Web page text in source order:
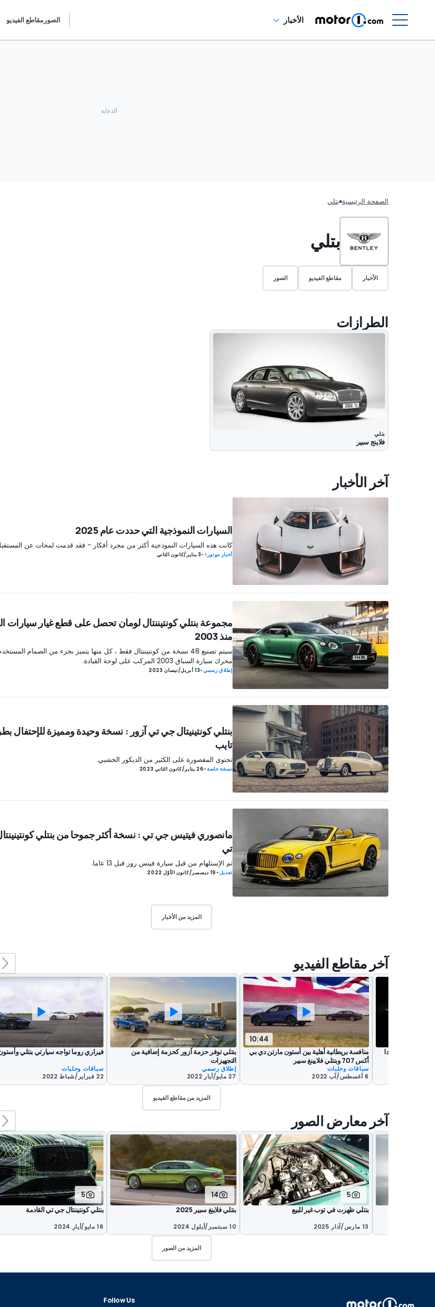
الأخبار الصور مقاطع الفيديو
الصفحة الرئيسية بتلي
بتلي
الأخبار مقاطع الفيديو الصور
الطرازات
بتلي
فلاينج سبير
آخر الأخبار
السيارات النموذجية التي حددت عام 2025
كانت هذه السيارات النموذجية أكثر من مجرد أفكار - فقد قدمت لمحات عن
أخبار موتور١ -3 يناير/كانون الثاني
مجموعة بنتلي كونتيننتال لومان تحصل على قطع غيار سيارات
منذ 2003
سيتم تصنيع 48 نسخة من كونتيننتال فقط ، كل منها يتميز بجزء من الصمام
محرك سيارة السباق 2003 المركب على لوحة القيادة.
إطلاق رسمي-13 أبريل/نيسان 2023
بنتلي كونتينيتال جي تي آزور : نسخة وحيدة ومميزة للإحتفال
تايب
تحتوي المقصورة على الكثير من الديكور الخشبي.
نسخة خاصة-26 يناير/كانون الثاني 2023
مانصوري فيتيس جي تي : نسخة أكثر جموحا من بنتلي
تي
تم الإستلهام من قبل سيارة فيتس روز قبل 13 عاما.
تعديل- 19 ديسمبر/كانون الأوّل 2022
المزيد من الأخبار
آخر مقاطع الفيديو
باتور تمهيدا
10:44
منافسة بريطانية أهلية بين أستون مارتن دي بي
أكس 707 وبنتلي فلايينغ سبير
سباقات وحلبات
6 أغسطس/آب 2022
بنتلي توفر حزمة آزور كحزمة إضافية من
التجهيزات
إطلاق رسمي
27 مايو/أيار 2022
فيراري روما تواجه سيارتي بنتلي
سباقات وحلبات
22 فبراير/شباط 2022
المزيد من مقاطع الفيديو
آخر معارض الصور
5
بنتلي ظهرت في توب غير للبيع
13 مارس/آذار 2025
14
بنتلي فلاينغ سبير 2025
10 سبتمبر/أيلول 2024
5
بنتلي كونتيننتال جي تي القادمة
16 مايو/أيار 2024
المزيد من الصور
Follow Us